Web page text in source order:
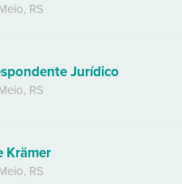
, RS
Jurídico
, RS
Krämer
, RS